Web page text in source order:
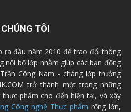
CHÚNG TÔI
ra đầu năm 2010 để trao đổi thông
nội bộ lớp nhằm giúp các bạn đồng
Công Nam - chàng lớp trưởng
trở thành một trong những
phẩm cho đến hiện tại, và xây
Công nghệ Thực phẩm rộng lớn,